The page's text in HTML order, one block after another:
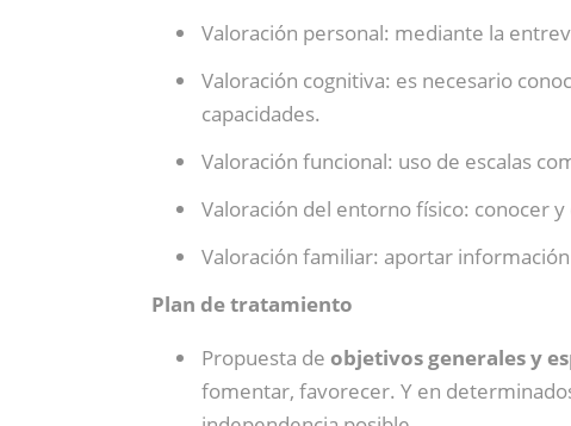
Valoración personal: mediante la
Valoración cognitiva: es necesario
capacidades.
Valoración funcional: uso de escalas
Valoración del entorno físico: conocer
Valoración familiar: aportar
Plan de tratamiento
Propuesta de objetivos generales y
fomentar, favorecer. Y en